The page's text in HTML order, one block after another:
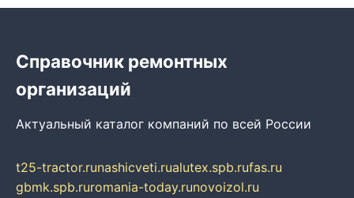
Справочник ремонтных
организаций
Актуальный каталог компаний по всей России
t25-tractor.runashicveti.rualutex.spb.rufas.ru
gbmk.spb.ruromania-today.runovoizol.ru